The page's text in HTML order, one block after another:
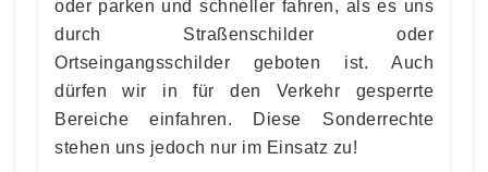
oder parken und schneller fahren, als es uns
durch Straßenschilder oder
Ortseingangsschilder geboten ist. Auch
dürfen wir in für den Verkehr gesperrte
Bereiche einfahren. Diese Sonderrechte
stehen uns jedoch nur im Einsatz zu!